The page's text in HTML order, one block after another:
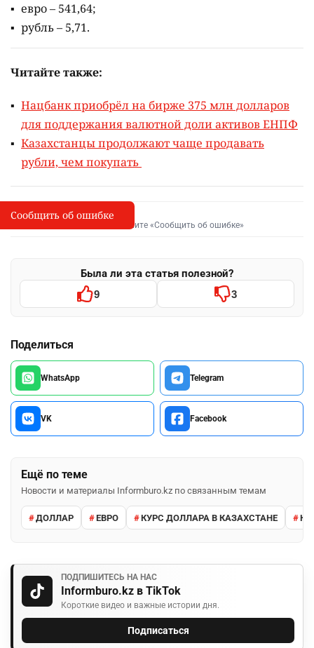
евро – 541,64;
рубль – 5,71.
Читайте также:
Нацбанк приобрёл на бирже 375 млн долларов
для поддержания валютной доли активов ЕНПФ
Казахстанцы продолжают чаще продавать
рубли, чем покупать
I
Сообщить об опечатке
Выделите фрагмент и нажмите «Сообщить об ошибке»
Была ли эта статья полезной?
9 3
Поделиться
WhatsApp Telegram
VK Facebook
Ещё по теме
Новости и материалы Informburo.kz по связанным темам
ДОЛЛАР ЕВРО КУРС ДОЛЛАРА В КАЗАХСТАНЕ
ПОДПИШИТЕСЬ НА НАС
Informburo.kz в TikTok
Короткие видео и важные истории дня.
Подписаться
Сообщить об ошибке